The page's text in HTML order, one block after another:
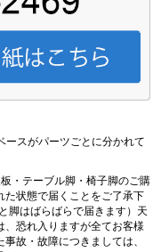
ースがパーツごとに分かれて
・テーブル脚・椅子脚のご購
た状態で届くことをご了承下
脚はばらばらで届きます）天
、恐れ入りますが全てお客様
故・故障につきましては、